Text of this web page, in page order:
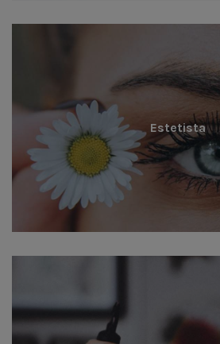
Estetista